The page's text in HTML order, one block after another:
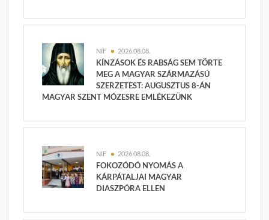
NIF 2026.08.08.
KÍNZÁSOK ÉS RABSÁG SEM TÖRTE
MEG A MAGYAR SZÁRMAZÁSÚ
SZERZETEST: AUGUSZTUS 8-ÁN
MAGYAR SZENT MÓZESRE EMLÉKEZÜNK
NIF 2026.08.08.
FOKOZÓDÓ NYOMÁS A
KÁRPÁTALJAI MAGYAR
DIASZPÓRA ELLEN